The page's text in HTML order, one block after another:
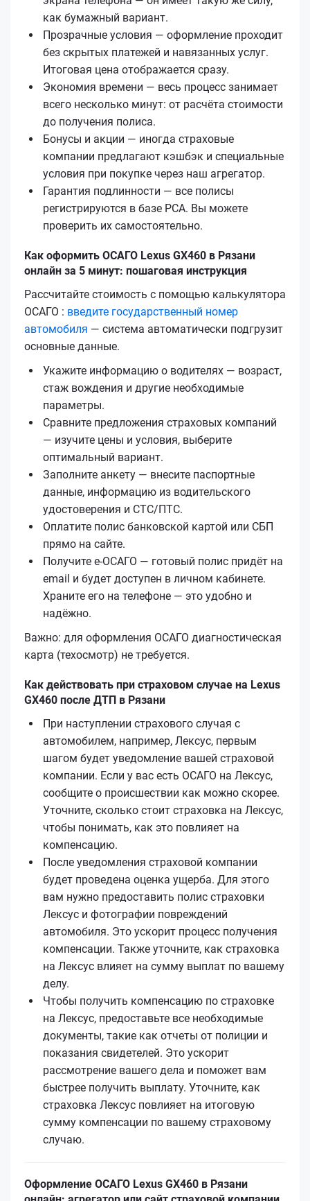
как бумажный вариант.
Прозрачные условия — оформление проходит
без скрытых платежей и навязанных услуг.
Итоговая цена отображается сразу.
Экономия времени — весь процесс занимает
всего несколько минут: от расчёта стоимости
до получения полиса.
Бонусы и акции — иногда страховые
компании предлагают кэшбэк и специальные
условия при покупке через наш агрегатор.
Гарантия подлинности — все полисы
регистрируются в базе РСА. Вы можете
проверить их самостоятельно.
Как оформить ОСАГО Lexus GX460 в Рязани
онлайн за 5 минут: пошаговая инструкция
Рассчитайте стоимость с помощью калькулятора
ОСАГО : введите государственный номер
автомобиля — система автоматически подгрузит
основные данные.
Укажите информацию о водителях — возраст,
стаж вождения и другие необходимые
параметры.
Сравните предложения страховых компаний
— изучите цены и условия, выберите
оптимальный вариант.
Заполните анкету — внесите паспортные
данные, информацию из водительского
удостоверения и СТС/ПТС.
Оплатите полис банковской картой или СБП
прямо на сайте.
Получите е‑ОСАГО — готовый полис придёт на
email и будет доступен в личном кабинете.
Храните его на телефоне — это удобно и
надёжно.
Важно: для оформления ОСАГО диагностическая
карта (техосмотр) не требуется.
Как действовать при страховом случае на Lexus
GX460 после ДТП в Рязани
При наступлении страхового случая с
автомобилем, например, Лексус, первым
шагом будет уведомление вашей страховой
компании. Если у вас есть ОСАГО на Лексус,
сообщите о происшествии как можно скорее.
Уточните, сколько стоит страховка на Лексус,
чтобы понимать, как это повлияет на
компенсацию.
После уведомления страховой компании
будет проведена оценка ущерба. Для этого
вам нужно предоставить полис страховки
Лексус и фотографии повреждений
автомобиля. Это ускорит процесс получения
компенсации. Также уточните, как страховка
на Лексус влияет на сумму выплат по вашему
делу.
Чтобы получить компенсацию по страховке
на Лексус, предоставьте все необходимые
документы, такие как отчеты от полиции и
показания свидетелей. Это ускорит
рассмотрение вашего дела и поможет вам
быстрее получить выплату. Уточните, как
страховка Лексус повлияет на итоговую
сумму компенсации по вашему страховому
случаю.
Оформление ОСАГО Lexus GX460 в Рязани